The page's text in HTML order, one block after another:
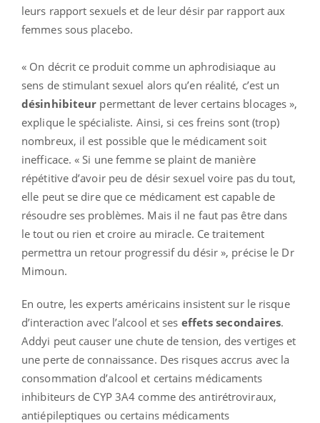
leurs rapport sexuels et de leur désir par rapport aux
femmes sous placebo.
« On décrit ce produit comme un aphrodisiaque au
sens de stimulant sexuel alors qu’en réalité, c’est un
désinhibiteur permettant de lever certains blocages »,
explique le spécialiste. Ainsi, si ces freins sont (trop)
nombreux, il est possible que le médicament soit
inefficace. « Si une femme se plaint de manière
répétitive d’avoir peu de désir sexuel voire pas du tout,
elle peut se dire que ce médicament est capable de
résoudre ses problèmes. Mais il ne faut pas être dans
le tout ou rien et croire au miracle. Ce traitement
permettra un retour progressif du désir », précise le Dr
Mimoun.
En outre, les experts américains insistent sur le risque
d’interaction avec l’alcool et ses effets secondaires.
Addyi peut causer une chute de tension, des vertiges et
une perte de connaissance. Des risques accrus avec la
consommation d’alcool et certains médicaments
inhibiteurs de CYP 3A4 comme des antirétroviraux,
antiépileptiques ou certains médicaments